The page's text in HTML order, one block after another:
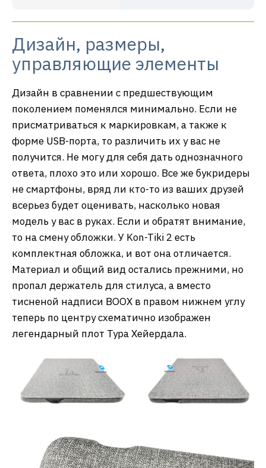
Дизайн, размеры,
управляющие элементы
Дизайн в сравнении с предшествующим
поколением поменялся минимально. Если не
присматриваться к маркировкам, а также к
форме USB-порта, то различить их у вас не
получится. Не могу для себя дать однозначного
ответа, плохо это или хорошо. Все же букридеры
не смартфоны, вряд ли кто-то из ваших друзей
всерьез будет оценивать, насколько новая
модель у вас в руках. Если и обратят внимание,
то на смену обложки. У Kon-Tiki 2 есть
комплектная обложка, и вот она отличается.
Материал и общий вид остались прежними, но
пропал держатель для стилуса, а вместо
тисненой надписи BOOX в правом нижнем углу
теперь по центру схематично изображен
легендарный плот Тура Хейердала.